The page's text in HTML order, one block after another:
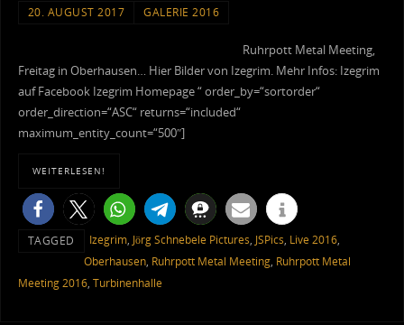
20. AUGUST 2017 GALERIE 2016
Ruhrpott Metal Meeting,
Freitag in Oberhausen… Hier Bilder von Izegrim. Mehr Infos: Izegrim
auf Facebook Izegrim Homepage “ order_by=“sortorder“
order_direction=“ASC“ returns=“included“
maximum_entity_count=“500″]
WEITERLESEN!
TAGGED Izegrim, Jörg Schnebele Pictures, JSPics, Live 2016,
Oberhausen, Ruhrpott Metal Meeting, Ruhrpott Metal
Meeting 2016, Turbinenhalle